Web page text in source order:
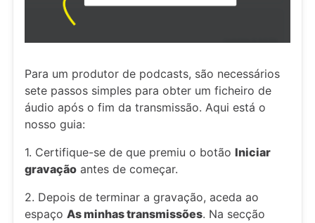
Para um produtor de podcasts, são necessários
sete passos simples para obter um ficheiro de
áudio após o fim da transmissão. Aqui está o
nosso guia:
1. Certifique-se de que premiu o botão Iniciar
gravação antes de começar.
2. Depois de terminar a gravação, aceda ao
espaço As minhas transmissões. Na secção